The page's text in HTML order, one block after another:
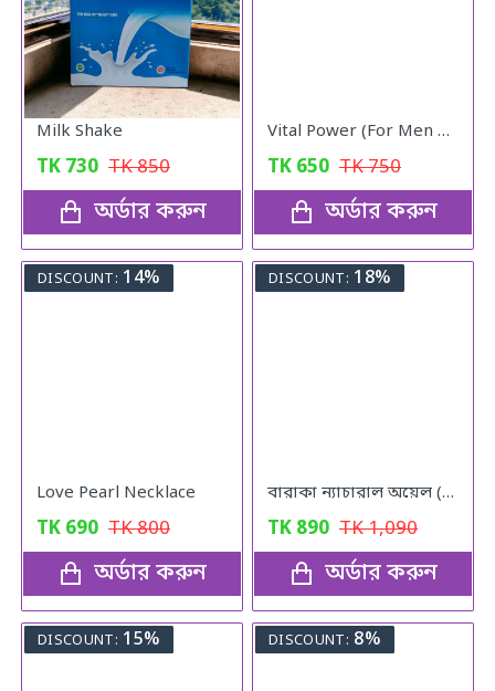
Milk Shake
TK 730 TK850
অর্ডার করুন
Vital Power (For Men & Woman)
TK 650 TK750
অর্ডার করুন
DISCOUNT: 14%
Love Pearl Necklace
TK 690 TK800
অর্ডার করুন
DISCOUNT: 18%
বারাকা ন্যাচারাল অয়েল (Baraka Natural oil) – 120 মিলি
TK 890 TK1,090
অর্ডার করুন
DISCOUNT: 15% DISCOUNT: 8%